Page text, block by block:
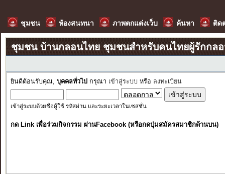
ชุมชน ห้องสนทนา ภาพตกแต่งเว็บ ค้นหา ติด
ชุมชน บ้านกลอนไทย ชุมชนสำหรับคนไทยผู้รักกล
ยินดีต้อนรับคุณ, บุคคลทั่วไป กรุณา เข้าสู่ระบบ หรือ ลงทะเบียน
เข้าสู่ระบบด้วยชื่อผู้ใช้ รหัสผ่าน และระยะเวลาในเซสชั่น
กด Link เพื่อร่วมกิจกรรม ผ่านFacebook (หรือกดปุ่มสมัครสมาชิกด้านบน)